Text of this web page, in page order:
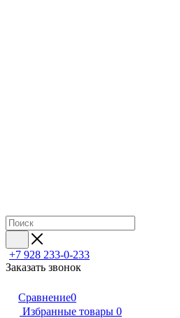
+7 928 233-0-233
Заказать звонок
Сравнение0
Избранные товары 0